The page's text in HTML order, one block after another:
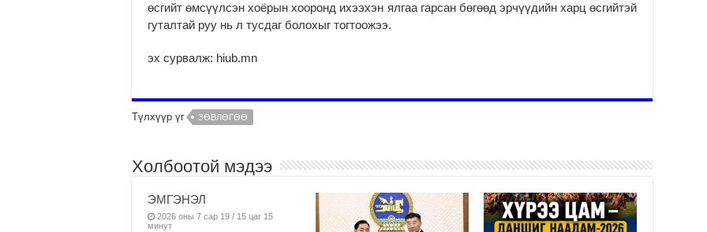
өсгийт өмсүүлсэн хоёрын хооронд ихээхэн ялгаа гарсан бөгөөд эрчүүдийн харц өсгийтэй
гуталтай руу нь л тусдаг болохыг тогтоожээ.
эх сурвалж: hiub.mn
Түлхүүр үг ЗӨВЛӨГӨӨ
Холбоотой мэдээ
ЭМГЭНЭЛ
2026 оны 7 сар 19 / 15 цаг 15
минут